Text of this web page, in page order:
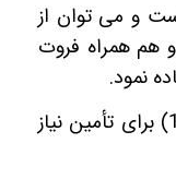
و می توان از
هم همراه فروت
روغن ولک + نیترات پتاسیم(5 در 1000) برای تأمین نیاز